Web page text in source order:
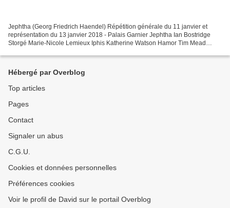
Jephtha (Georg Friedrich Haendel) Répétition générale du 11 janvier et
représentation du 13 janvier 2018 - Palais Garnier Jephtha Ian Bostridge
Storgé Marie-Nicole Lemieux Iphis Katherine Watson Hamor Tim Mead
Hébergé par Overblog
Top articles
Pages
Contact
Signaler un abus
C.G.U.
Cookies et données personnelles
Préférences cookies
Voir le profil de David sur le portail Overblog